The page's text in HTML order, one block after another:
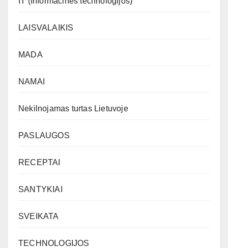
LAISVALAIKIS
MADA
NAMAI
Nekilnojamas turtas Lietuvoje
PASLAUGOS
RECEPTAI
SANTYKIAI
SVEIKATA
TECHNOLOGIJOS